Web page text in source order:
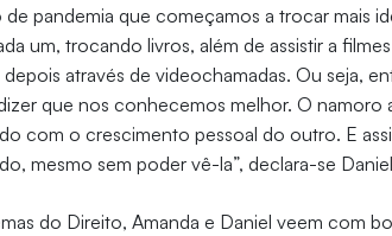
pandemia que começamos a trocar mais
um, trocando livros, além de assistir a
através de videochamadas. Ou seja,
que nos conhecemos melhor. O namoro
com o crescimento pessoal do outro. E
mesmo sem poder vê-la”, declara-se
do Direito, Amanda e Daniel veem com